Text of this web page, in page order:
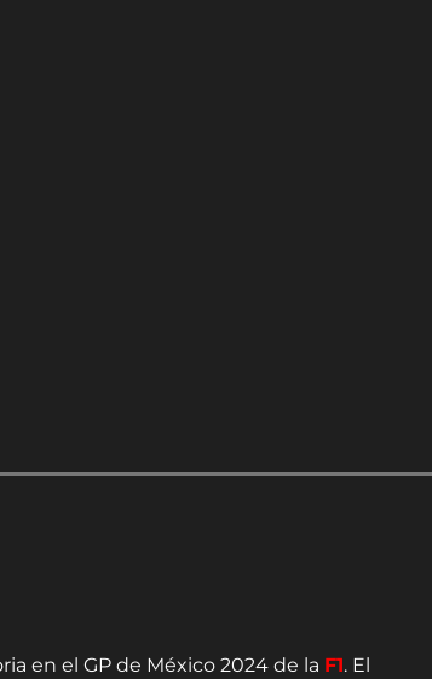
en el GP de México 2024 de la F1. El